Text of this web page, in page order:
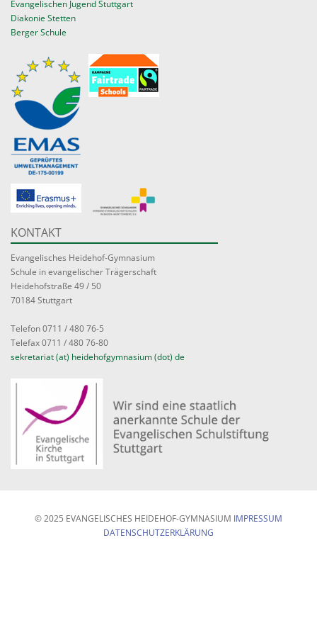
Evangelischen Jugend Stuttgart
Diakonie Stetten
Berger Schule
KONTAKT
Evangelisches Heidehof-Gymnasium
Schule in evangelischer Trägerschaft
Heidehofstraße 49 / 50
70184 Stuttgart
Telefon 0711 / 480 76-5
Telefax 0711 / 480 76-80
sekretariat (at) heidehofgymnasium (dot) de
© 2025 EVANGELISCHES HEIDEHOF-GYMNASIUM IMPRESSUM
DATENSCHUTZERKLÄRUNG